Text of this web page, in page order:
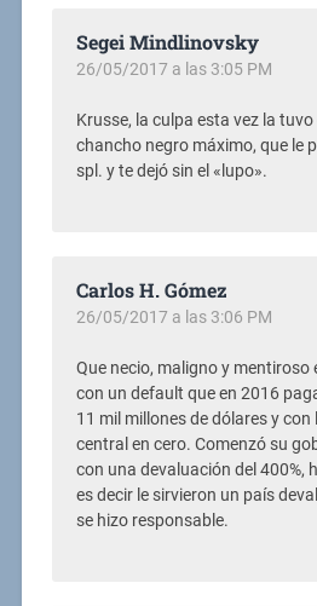
Segei Mindlinovsky
26/05/2017 a las 3:05 PM
Krusse, la culpa esta vez la tuvo
chancho negro máximo, que le
spl. y te dejó sin el «lupo».
Carlos H. Gómez
26/05/2017 a las 3:06 PM
Que necio, maligno y mentiroso
con un default que en 2016
11 mil millones de dólares y
central en cero. Comenzó su
con una devaluación del 400%,
es decir le sirvieron un país
se hizo responsable.